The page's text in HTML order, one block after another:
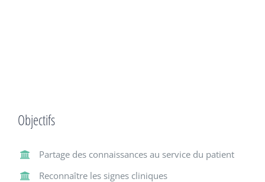
Objectifs
Partage des connaissances au service du patient
Reconnaître les signes cliniques